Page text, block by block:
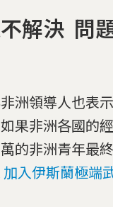
解決 問
洲領導人也表
果非洲各國的
的非洲青年最
加入伊斯蘭極端